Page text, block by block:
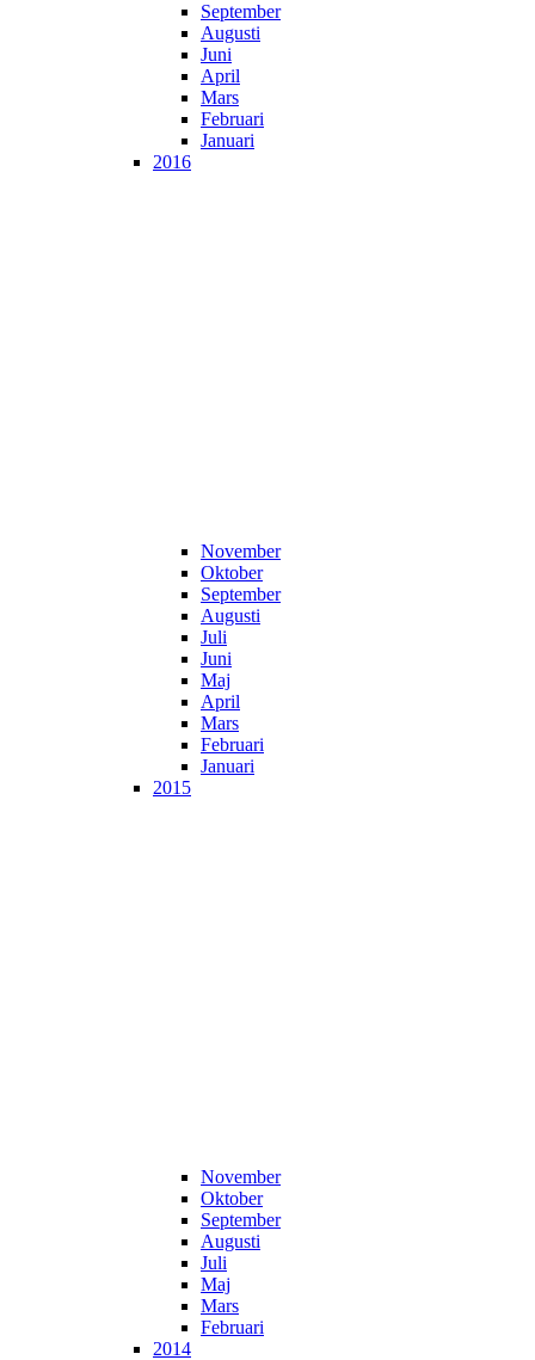
September
Augusti
Juni
April
Mars
Februari
Januari
2016
November
Oktober
September
Augusti
Juli
Juni
Maj
April
Mars
Februari
Januari
2015
November
Oktober
September
Augusti
Juli
Maj
Mars
Februari
2014